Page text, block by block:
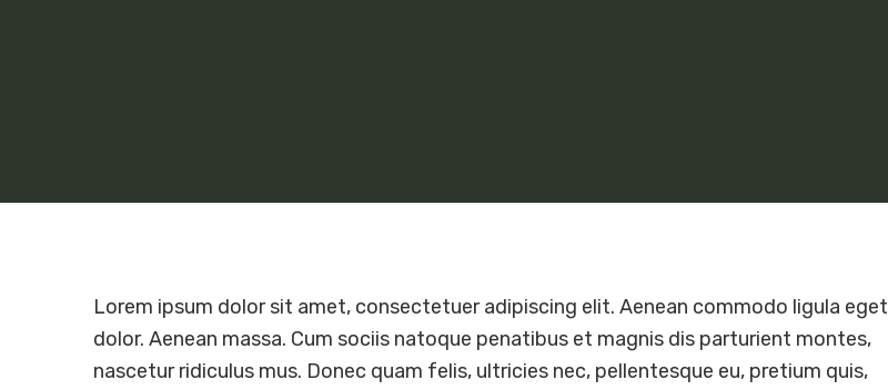
Lorem ipsum dolor sit amet, consectetuer adipiscing elit. Aenean commodo ligula eget
dolor. Aenean massa. Cum sociis natoque penatibus et magnis dis parturient montes,
nascetur ridiculus mus. Donec quam felis, ultricies nec, pellentesque eu, pretium quis,